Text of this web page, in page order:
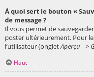
À quoi sert le bouton «
de message ?
Il vous permet de
poster ultérieurement. Pour
l’utilisateur (ongletAperçu -->
Haut